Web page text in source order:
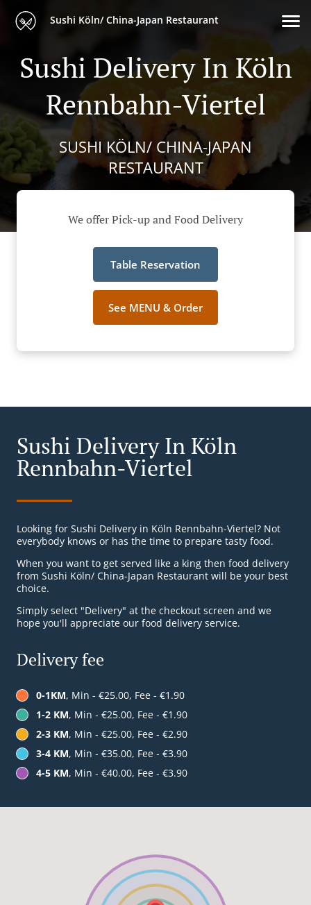
Sushi Köln/ China-Japan Restaurant
Sushi Delivery In Köln
Rennbahn-Viertel
SUSHI KÖLN/ CHINA-JAPAN
RESTAURANT
We offer Pick-up and Food Delivery
Table Reservation
See MENU & Order
Sushi Delivery In Köln
Rennbahn-Viertel
Looking for Sushi Delivery in Köln Rennbahn-Viertel? Not
everybody knows or has the time to prepare tasty food.
When you want to get served like a king then food delivery
from Sushi Köln/ China-Japan Restaurant will be your best
choice.
Simply select "Delivery" at the checkout screen and we
hope you'll appreciate our food delivery service.
Delivery fee
0-1KM, Min - €25.00, Fee - €1.90
1-2 KM, Min - €25.00, Fee - €1.90
2-3 KM, Min - €25.00, Fee - €2.90
3-4 KM, Min - €35.00, Fee - €3.90
4-5 KM, Min - €40.00, Fee - €3.90